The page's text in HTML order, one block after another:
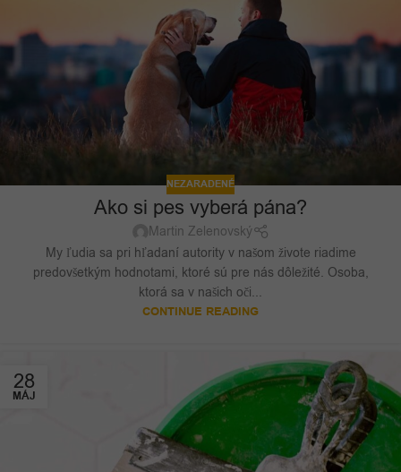
NEZARADENÉ
Ako si pes vyberá pána?
Martin Zelenovský
My ľudia sa pri hľadaní autority v našom živote riadime
predovšetkým hodnotami, ktoré sú pre nás dôležité. Osoba,
ktorá sa v našich oči...
CONTINUE READING
28
MÁJ